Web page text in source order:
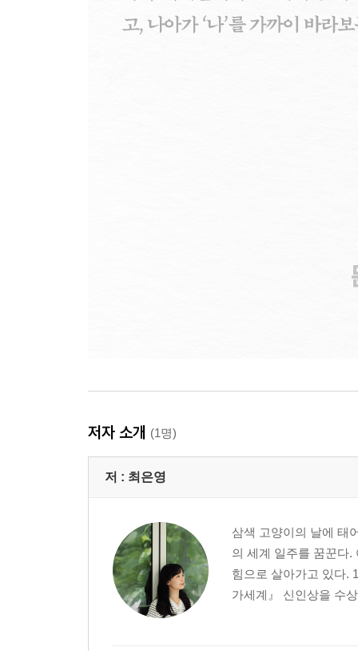
저자 소개 (1명)
저 : 최은영
삼색 고양이의 날에 태
의 세계 일주를 꿈꾼다.
힘으로 살아가고 있다.
가세계』 신인상을 수